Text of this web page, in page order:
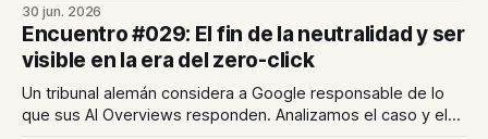
reputación de marca para lograr visibilidad en el ecosistema
digital.
30 jun. 2026
Encuentro #029: El fin de la neutralidad y ser
visible en la era del zero-click
Un tribunal alemán considera a Google responsable de lo
que sus AI Overviews responden. Analizamos el caso y el